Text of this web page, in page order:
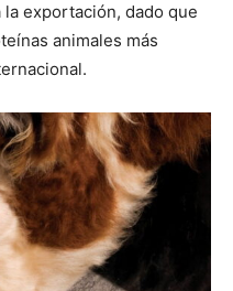
exportación, dado que
animales más